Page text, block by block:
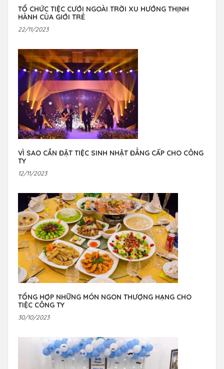
TỔ CHỨC TIỆC CƯỚI NGOÀI TRỜI XU HƯỚNG THỊNH
HÀNH CỦA GIỚI TRẺ
22/11/2023
VÌ SAO CẦN ĐẶT TIỆC SINH NHẬT ĐẲNG CẤP CHO CÔNG
TY
12/11/2023
TỔNG HỢP NHỮNG MÓN NGON THƯỢNG HẠNG CHO
TIỆC CÔNG TY
30/10/2023